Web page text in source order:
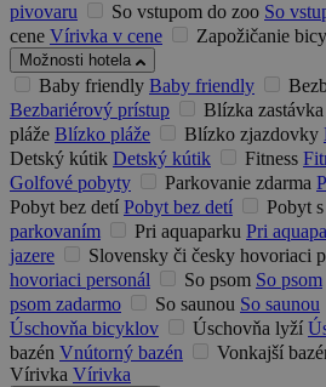
pivovaru
So vstupom do zoo So
cene Vírivka v cene Zapožičanie
Možnosti hotela
Baby friendly Baby friendly
Bezbariérový prístup
Blízka zastávka
pláže Blízko pláže Blízko zjazdovky
Detský kútik Detský kútik Fitness
Golfové pobyty
Parkovanie zdarma
Pobyt bez detí Pobyt bez detí Pobyt
parkovaním
Pri aquaparku Pri
jazere
Slovensky či česky hovoriaci
hovoriaci personál
So psom So psom
psom zadarmo
So saunou So saunou
Úschovňa bicyklov
Úschovňa lyží
bazén Vnútorný bazén Vonkajší
Vírivka Vírivka